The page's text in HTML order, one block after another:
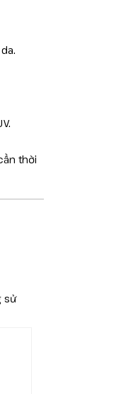
thời
sử